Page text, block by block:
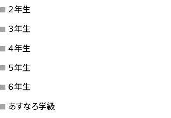
２年生
３年生
４年生
５年生
６年生
あすなろ学級